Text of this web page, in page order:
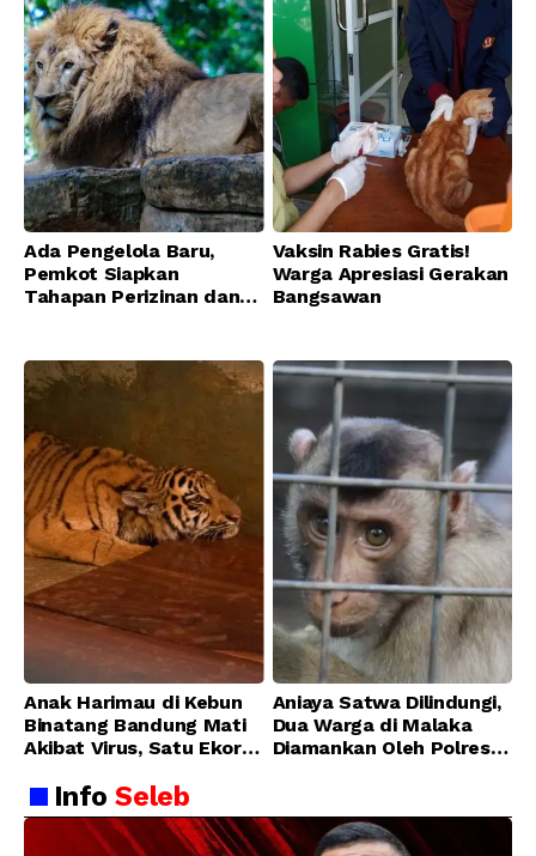
Ada Pengelola Baru,
Pemkot Siapkan
Tahapan Perizinan dan
Vaksin Rabies Gratis!
Warga Apresiasi Gerakan
Bangsawan
Anak Harimau di Kebun
Binatang Bandung Mati
Akibat Virus, Satu Ekor
Membaik
Aniaya Satwa Dilindungi,
Dua Warga di Malaka
Diamankan Oleh Polres
InfoSeleb